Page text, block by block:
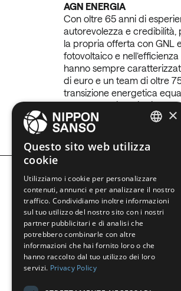
AGN ENERGIA
Con oltre 65 anni di
autorevolezza e credibilità,
la propria offerta con GNL
fotovoltaico e
hanno sempre
di euro e un team di oltre
transizione energetica
legame con il territorio e
Change country
SPANISH
FRENCH
ITALIAN
×
Questo sito web utilizza
cookie
Utilizziamo i cookie per personalizzare
contenuti, annunci e per analizzare il nostro
traffico. Condividiamo inoltre informazioni
sul tuo utilizzo del nostro sito con i nostri
partner pubblicitari e di analisi che
potrebbero combinarle con altre
informazioni che hai fornito loro o che
hanno raccolto dal tuo utilizzo dei loro
servizi. Privacy Policy